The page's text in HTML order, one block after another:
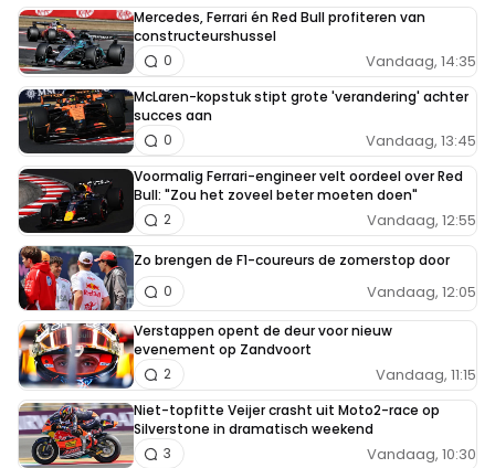
Mercedes, Ferrari én Red Bull profiteren van
constructeurshussel
Vandaag, 14:35
0
McLaren-kopstuk stipt grote 'verandering' achter
succes aan
Vandaag, 13:45
0
Voormalig Ferrari-engineer velt oordeel over Red
Bull: "Zou het zoveel beter moeten doen"
Vandaag, 12:55
2
Zo brengen de F1-coureurs de zomerstop door
Vandaag, 12:05
0
Verstappen opent de deur voor nieuw
evenement op Zandvoort
Vandaag, 11:15
2
Niet-topfitte Veijer crasht uit Moto2-race op
Silverstone in dramatisch weekend
Vandaag, 10:30
3